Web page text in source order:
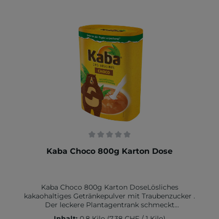
Durchschnittliche Bewertung von 0 von 5 Sternen
Kaba Choco 800g Karton Dose
Kaba Choco 800g Karton DoseLösliches
kakaohaltiges Getränkepulver mit Traubenzucker .
Der leckere Plantagentrank schmeckt
gleichermaßen mit kalter und warmer Milch und